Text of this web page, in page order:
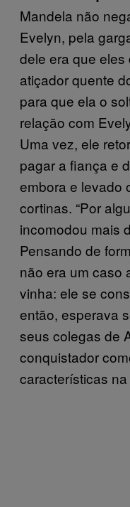
Mandela não
Evelyn, pela
dele era que eles
atiçador quente
para que ela o
relação com
Uma vez, ele
pagar a fiança e
embora e levado
cortinas. “Por
incomodou mais
Pensando de
não era um caso
vinha: ele se
então, esperava
seus colegas de
conquistador
características